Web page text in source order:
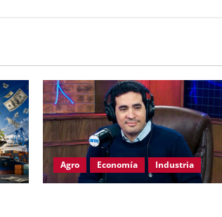
Agro Economía Industria